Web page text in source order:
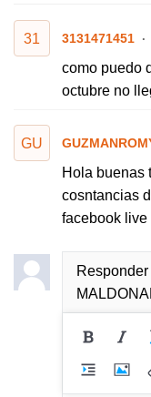
31 3131471451
como puedo
octubre no
GU
Hola buenas
cosntancias
facebook live
Responder